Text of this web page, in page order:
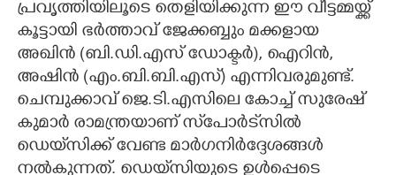
പ്രവൃത്തിയിലൂടെ തെളിയിക്കുന്ന ഈ വീട്ടമ്മയ്ക്ക്
കൂട്ടായി ഭർത്താവ് ജേക്കബ്ബും മക്കളായ
അഖിൻ (ബി.ഡി.എസ് ഡോക്ടർ), ഐറിൻ,
അഷിൻ (എം.ബി.ബി.എസ്) എന്നിവരുമുണ്ട്.
ചെമ്പുക്കാവ് ജെ.ടി.എസിലെ കോച്ച് സുരേഷ്
കുമാർ രാമന്ത്രയാണ് സ്‌പോർട്‌സിൽ
ഡെയ്‌സിക്ക് വേണ്ട മാർഗനിർദ്ദേശങ്ങൾ
നൽകുന്നത്. ഡെയ്‌സിയുടെ ഉൾപ്പെടെ